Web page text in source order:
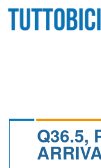
CALENDARIO
Q36.5,